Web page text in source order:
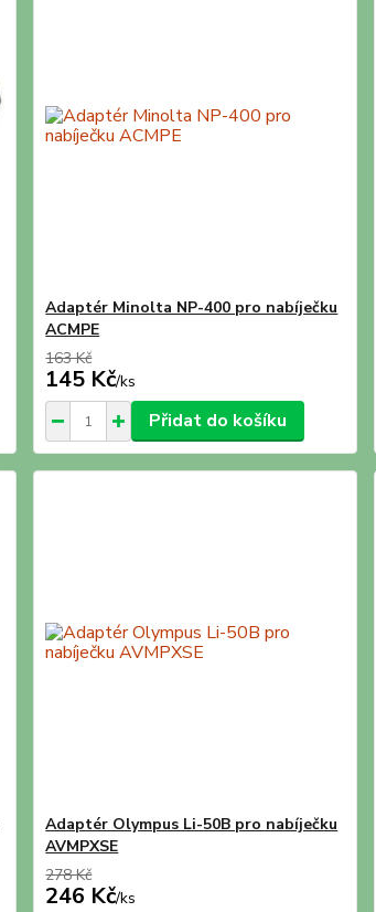
Adaptér Minolta NP-400 pro nabíječku
ACMPE
163 Kč
145 Kč/ks
Přidat do košíku
Adaptér Olympus Li-50B pro nabíječku
AVMPXSE
278 Kč
246 Kč/ks